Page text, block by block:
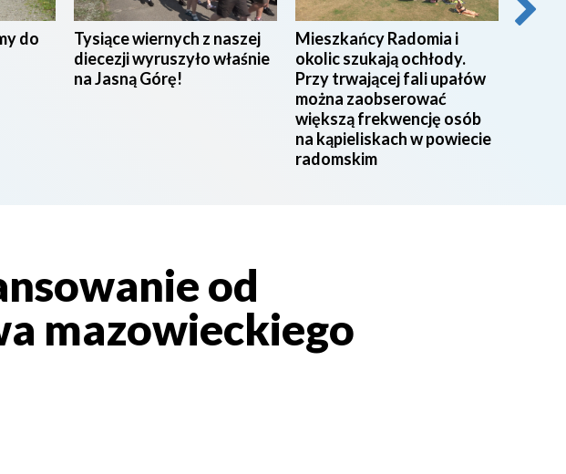
do
Tysiące wiernych z naszej
diecezji wyruszyło właśnie
na Jasną Górę!
Mieszkańcy Radomia i
okolic szukają ochłody.
Przy trwającej fali upałów
można zaobserować
większą frekwencję osób
na kąpieliskach w powiecie
radomskim
od
mazowieckiego